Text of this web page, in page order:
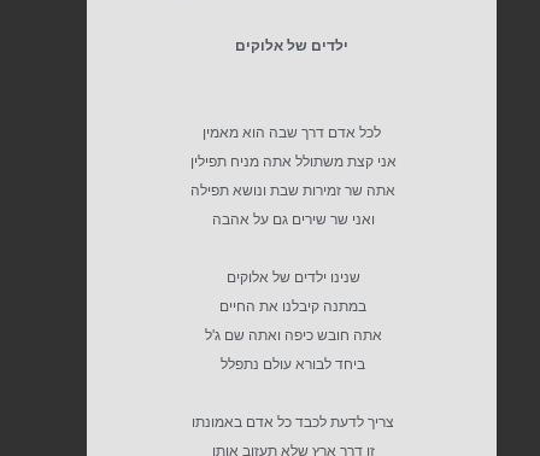
ילדים של אלוקים
לכל אדם דרך שבה הוא מאמין
אני קצת משתולל אתה מניח תפילין
אתה שר זמירות שבת ונושא תפילה
ואני שר שירים גם על אהבה
שנינו ילדים של אלוקים
במתנה קיבלנו את החיים
אתה חובש כיפה ואתה שם ג'ל
ביחד לבורא עולם נתפלל
צריך לדעת לכבד כל אדם באמונתו
זו דרך ארץ שלא תעזוב אותו